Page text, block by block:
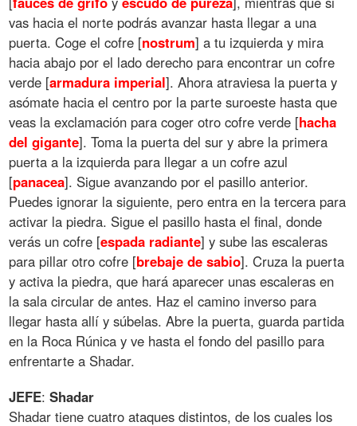
vas hacia el norte podrás avanzar hasta llegar a una
puerta. Coge el cofre [nostrum] a tu izquierda y mira
hacia abajo por el lado derecho para encontrar un cofre
verde [armadura imperial]. Ahora atraviesa la puerta y
asómate hacia el centro por la parte suroeste hasta que
veas la exclamación para coger otro cofre verde [hacha
del gigante]. Toma la puerta del sur y abre la primera
puerta a la izquierda para llegar a un cofre azul
[panacea]. Sigue avanzando por el pasillo anterior.
Puedes ignorar la siguiente, pero entra en la tercera para
activar la piedra. Sigue el pasillo hasta el final, donde
verás un cofre [espada radiante] y sube las escaleras
para pillar otro cofre [brebaje de sabio]. Cruza la puerta
y activa la piedra, que hará aparecer unas escaleras en
la sala circular de antes. Haz el camino inverso para
llegar hasta allí y súbelas. Abre la puerta, guarda partida
en la Roca Rúnica y ve hasta el fondo del pasillo para
enfrentarte a Shadar.
JEFE:Shadar
Shadar tiene cuatro ataques distintos, de los cuales los